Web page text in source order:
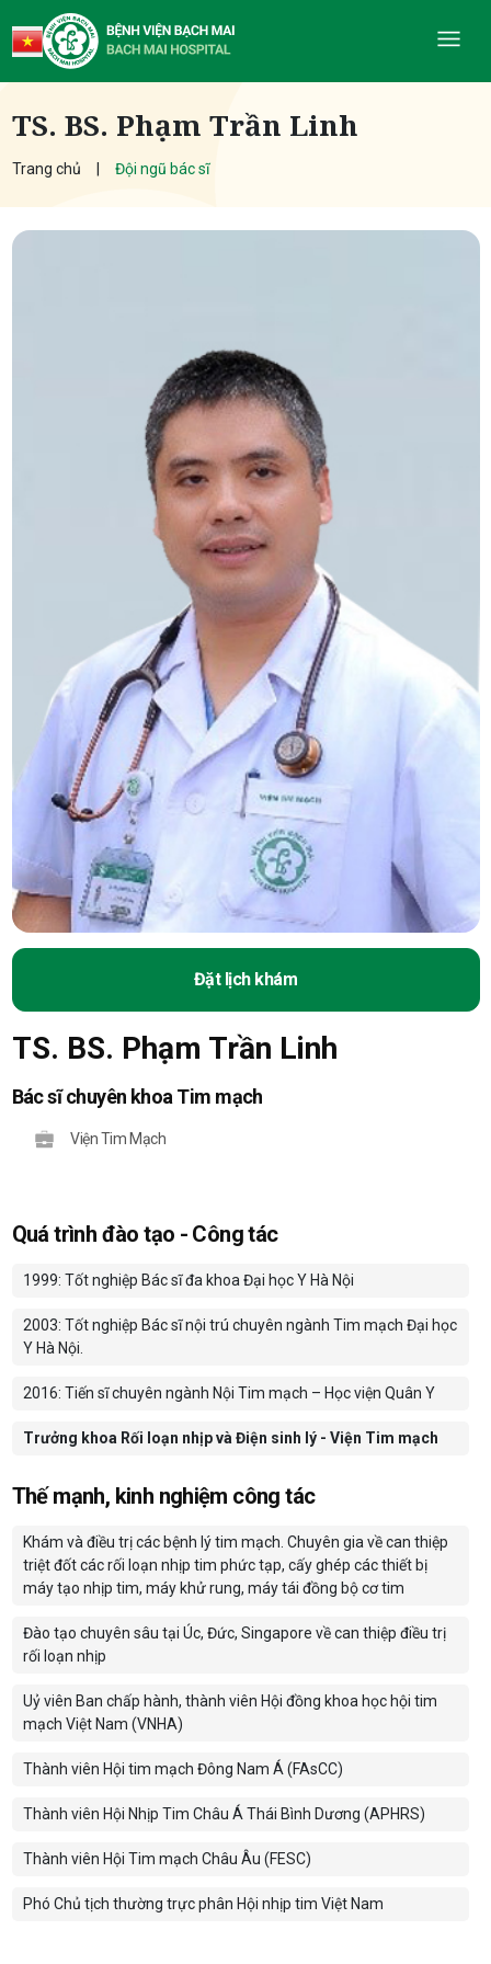
TS. BS. Phạm Trần Linh
Trang chủ Đội ngũ bác sĩ
Đặt lịch khám
TS. BS. Phạm Trần Linh
Bác sĩ chuyên khoa Tim mạch
Viện Tim Mạch
Quá trình đào tạo - Công tác
1999: Tốt nghiệp Bác sĩ đa khoa Đại học Y Hà Nội
2003: Tốt nghiệp Bác sĩ nội trú chuyên ngành Tim mạch Đại học
Y Hà Nội.
2016: Tiến sĩ chuyên ngành Nội Tim mạch – Học viện Quân Y
Trưởng khoa Rối loạn nhịp và Điện sinh lý - Viện Tim mạch
Thế mạnh, kinh nghiệm công tác
Khám và điều trị các bệnh lý tim mạch. Chuyên gia về can thiệp
triệt đốt các rối loạn nhịp tim phức tạp, cấy ghép các thiết bị
máy tạo nhịp tim, máy khử rung, máy tái đồng bộ cơ tim
Đào tạo chuyên sâu tại Úc, Đức, Singapore về can thiệp điều trị
rối loạn nhịp
Uỷ viên Ban chấp hành, thành viên Hội đồng khoa học hội tim
mạch Việt Nam (VNHA)
Thành viên Hội tim mạch Đông Nam Á (FAsCC)
Thành viên Hội Nhịp Tim Châu Á Thái Bình Dương (APHRS)
Thành viên Hội Tim mạch Châu Âu (FESC)
Phó Chủ tịch thường trực phân Hội nhịp tim Việt Nam